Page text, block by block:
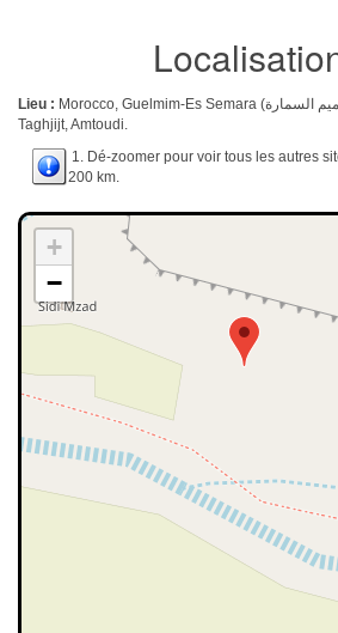
Lieu : Morocco, Guelmim-Es Semara (كلميم السمارة), Province de Guelmim,
Taghjijt, Amtoudi.
1. Dé-zoomer pour voir tous les autres
200 km.
+
−